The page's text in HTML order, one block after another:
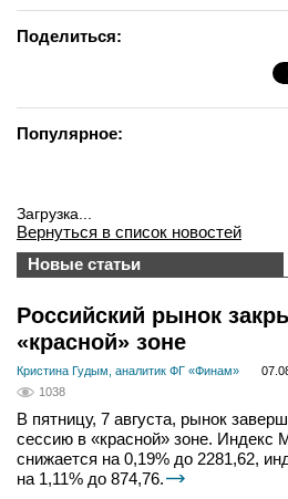
Поделиться:
Популярное:
Загрузка...
Вернуться в список новостей
Новые статьи
Российский рынок
«красной» зоне
Кристина Гудым, аналитик ФГ «Финам»
1038
В пятницу, 7 августа, рынок
сессию в «красной» зоне. Индекс
снижается на 0,19% до 2281,62,
на 1,11% до 874,76.